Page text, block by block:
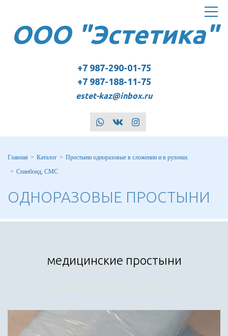
ООО "Эстетика"
+7 987-290-01-75
+7 987-188-11-75
estet-kaz@inbox.ru
whatsapp
vk instagram
Toggle
Главная Каталог
Простыни одноразовые в сложении и в рулонах
Спанбонд, СМС
ОДНОРАЗОВЫЕ ПРОСТЫНИ
медицинские простыни